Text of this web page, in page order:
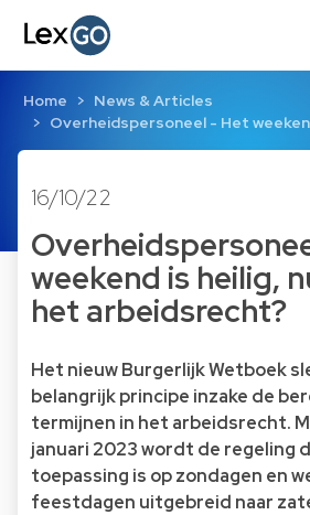
Home
News & Articles
Overheidspersoneel - Het
16/10/22
weekend is heilig,
het arbeidsrecht?
Het nieuw Burgerlijk Wetboek
belangrijk principe inzake de
termijnen in het arbeidsrecht.
januari 2023 wordt de regeling
toepassing is op zondagen en
feestdagen uitgebreid naar